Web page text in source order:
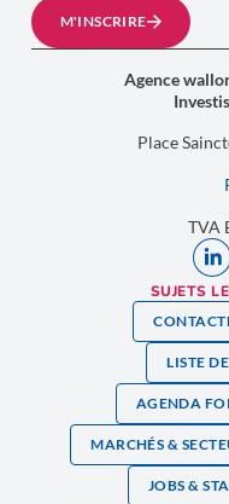
M'INSCRIRE
Agence
Place
TVA
SUJETS
LISTE
AGENDA
MARCHÉS &
JOBS &